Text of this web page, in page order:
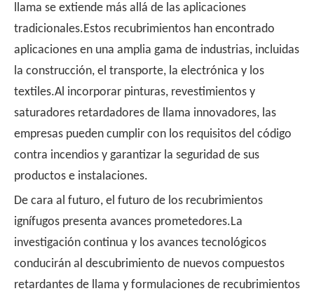
llama se extiende más allá de las aplicaciones
tradicionales.Estos recubrimientos han encontrado
aplicaciones en una amplia gama de industrias, incluidas
la construcción, el transporte, la electrónica y los
textiles.Al incorporar pinturas, revestimientos y
saturadores retardadores de llama innovadores, las
empresas pueden cumplir con los requisitos del código
contra incendios y garantizar la seguridad de sus
productos e instalaciones.
De cara al futuro, el futuro de los recubrimientos
ignífugos presenta avances prometedores.La
investigación continua y los avances tecnológicos
conducirán al descubrimiento de nuevos compuestos
retardantes de llama y formulaciones de recubrimientos